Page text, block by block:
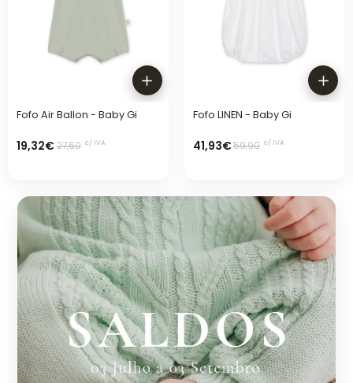
Fofo Air Ballon - Baby Gi
19,32€27,60 c/ IVA
Fofo LINEN - Baby Gi
41,93€59,90 c/ IVA